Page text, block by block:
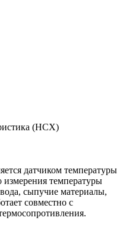
(НСХ)
датчиком температуры
измерения температуры
сыпучие материалы,
совместно с